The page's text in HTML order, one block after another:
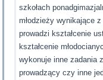
szkołach
młodzieży wynikające
prowadzi kształcenie
kształcenie
wykonuje inne zadania
prowadzący czy inne